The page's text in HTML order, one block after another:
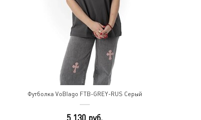
Футболка VoBlago FTB-GREY-RUS Серый
5 130 руб.